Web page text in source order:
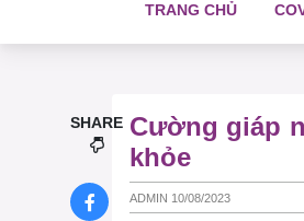
TRANG CHỦ
Cường giáp
khỏe
ADMIN 10/08/2023
SHARE